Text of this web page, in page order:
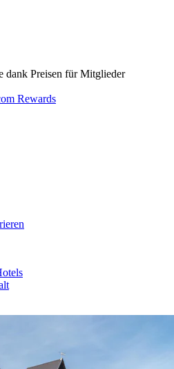
dank Preisen für Mitglieder
Rewards